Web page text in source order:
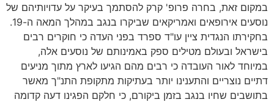
במקום זאת, בחרה פרופ' קרק להסתמך בעיקר על עדויותיהם של
נוסעים אירופאים ואמריקאים שביקרו בנגב במהלך המאה ה-19.
בחקירתו הנגדית ציין עו"ד ספרד בפני העדה כי חוקרים רבים
בישראל ובעולם מטילים ספק באמינותם של נוסעים אלה,
במיוחד לאור העובדה כי רבים מהם הגיעו לארץ מתוך מניעים
דתיים נוצריים והתענינו יותר בעתיקות מתקופת התנ"ך מאשר
בתושבים שחיו בנגב בזמן ביקורם, כי חלקם הפגינו דעה קדומה